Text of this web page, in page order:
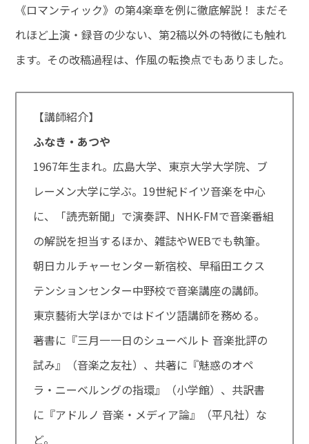
《ロマンティック》の第4楽章を例に徹底解説！ まだそ
れほど上演・録音の少ない、第2稿以外の特徴にも触れ
ます。その改稿過程は、作風の転換点でもありました。
【講師紹介】
ふなき・あつや
1967年生まれ。広島大学、東京大学大学院、ブ
レーメン大学に学ぶ。19世紀ドイツ音楽を中心
に、「読売新聞」で演奏評、NHK-FMで音楽番組
の解説を担当するほか、雑誌やWEBでも執筆。
朝日カルチャーセンター新宿校、早稲田エクス
テンションセンター中野校で音楽講座の講師。
東京藝術大学ほかではドイツ語講師を務める。
著書に『三月一一日のシューベルト 音楽批評の
試み』（音楽之友社）、共著に『魅惑のオペ
ラ・ニーベルングの指環』（小学館）、共訳書
に『アドルノ 音楽・メディア論』（平凡社）な
ど。